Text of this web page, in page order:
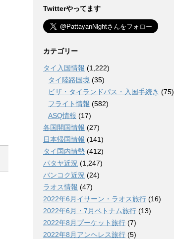
Twitterやってます
カテゴリー
タイ入国情報 (1,222)
タイ陸路国境 (35)
ビザ・タイランドパス・入国手続き (75)
フライト情報 (582)
ASQ情報 (17)
各国開国情報 (27)
日本帰国情報 (141)
タイ国内情勢 (412)
パタヤ近況 (1,247)
バンコク近況 (24)
ラオス情報 (47)
2022年6月イサーン・ラオス旅行 (16)
2022年6月・7月ベトナム旅行 (13)
2022年8月プーケット旅行 (7)
2022年8月アンヘレス旅行 (5)